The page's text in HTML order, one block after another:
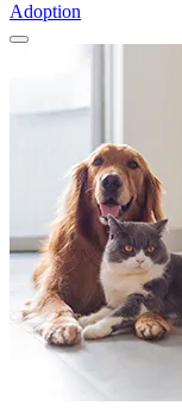
Adoption